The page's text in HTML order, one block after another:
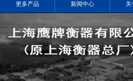
更多产品 新闻中心 关